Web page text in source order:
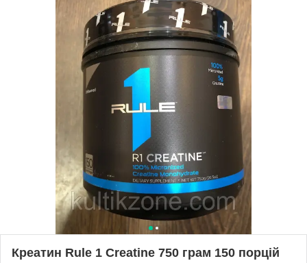
Креатин Rule 1 Creatine 750 грам 150 порцій